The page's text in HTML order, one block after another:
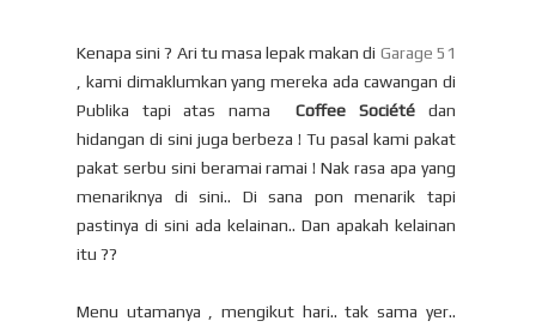
Kenapa sini ? Ari tu masa lepak makan di Garage 51
, kami dimaklumkan yang mereka ada cawangan di
Publika tapi atas namaCoffee Société dan
hidangan di sini juga berbeza ! Tu pasal kami pakat
pakat serbu sini beramai ramai ! Nak rasa apa yang
menariknya di sini.. Di sana pon menarik tapi
pastinya di sini ada kelainan.. Dan apakah kelainan
itu ??
Menu utamanya , mengikut hari.. tak sama yer..